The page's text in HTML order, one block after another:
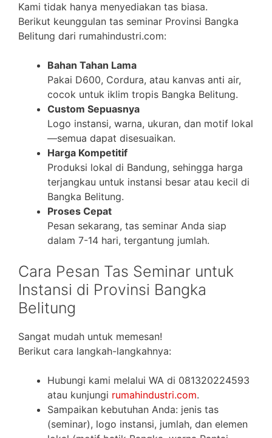
Kami tidak hanya menyediakan tas biasa.
Berikut keunggulan tas seminar Provinsi Bangka
Belitung dari rumahindustri.com:
Bahan Tahan Lama
Pakai D600, Cordura, atau kanvas anti air,
cocok untuk iklim tropis Bangka Belitung.
Custom Sepuasnya
Logo instansi, warna, ukuran, dan motif lokal
—semua dapat disesuaikan.
Harga Kompetitif
Produksi lokal di Bandung, sehingga harga
terjangkau untuk instansi besar atau kecil di
Bangka Belitung.
Proses Cepat
Pesan sekarang, tas seminar Anda siap
dalam 7-14 hari, tergantung jumlah.
Cara Pesan Tas Seminar untuk
Instansi di Provinsi Bangka
Belitung
Sangat mudah untuk memesan!
Berikut cara langkah-langkahnya:
Hubungi kami melalui WA di 081320224593
atau kunjungi rumahindustri.com.
Sampaikan kebutuhan Anda: jenis tas
(seminar), logo instansi, jumlah, dan elemen